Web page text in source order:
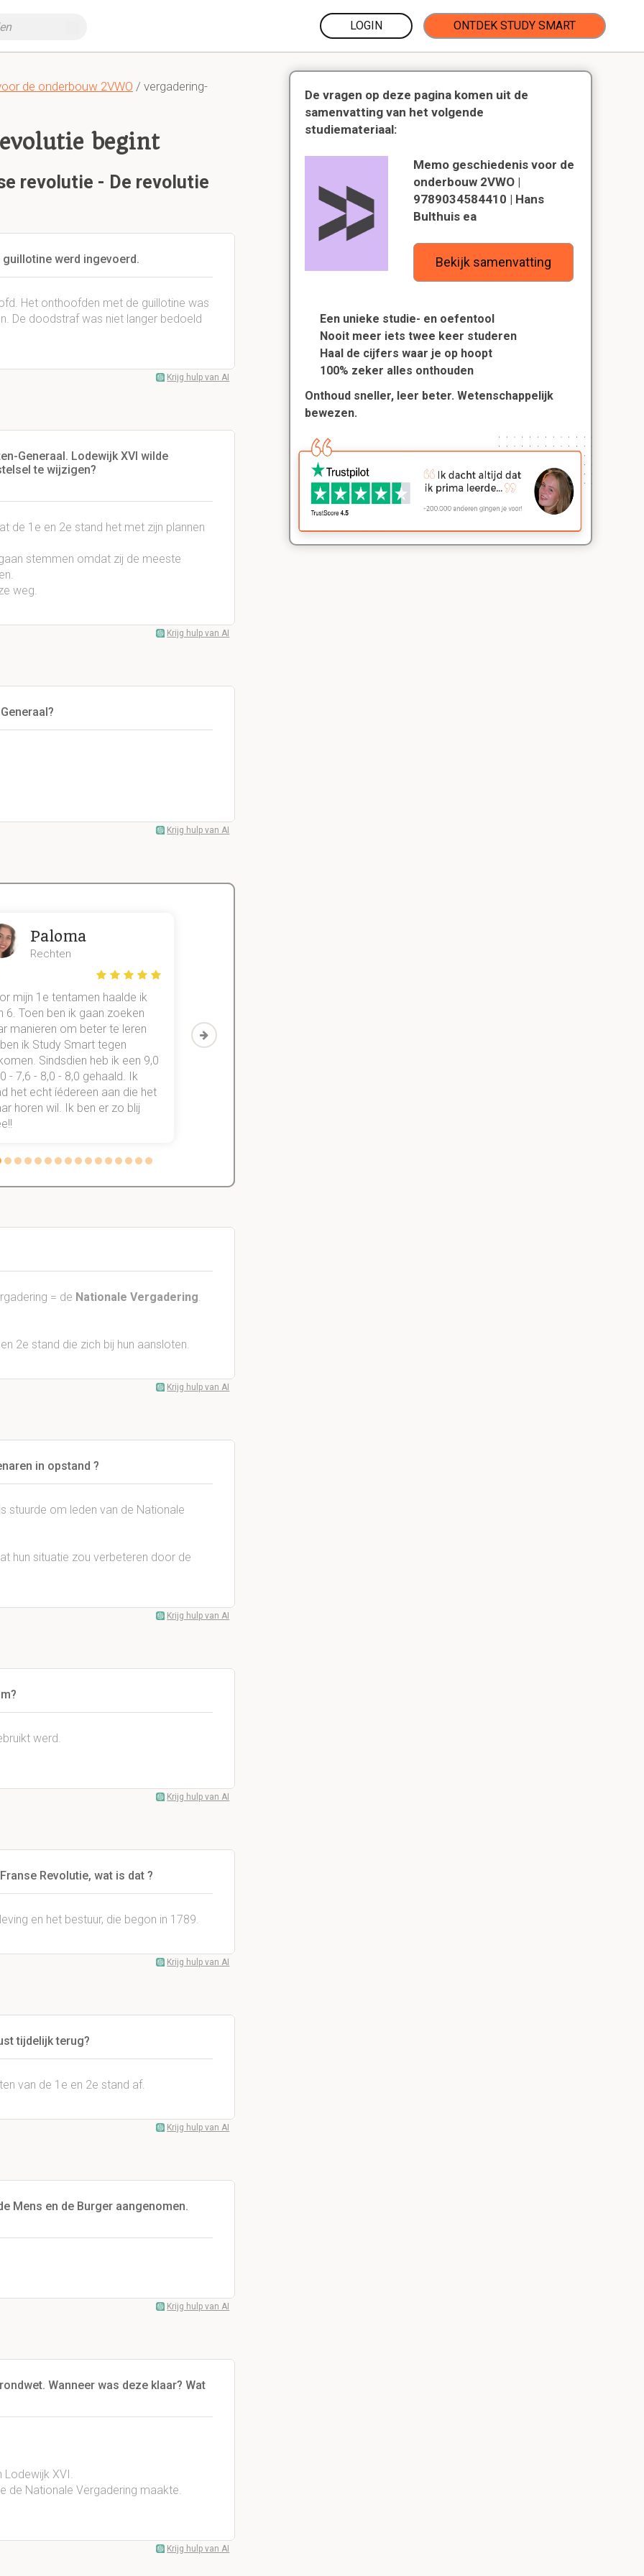
LOGIN ONTDEK STUDY SMART
de onderbouw 2VWO / vergadering-
begint
revolutie - De revolutie
werd ingevoerd.
Het onthoofden met de guillotine was
De doodstraf was niet langer bedoeld
Krijg hulp van AI
Generaal. Lodewijk XVI wilde
te wijzigen?
de 1e en 2e stand het met zijn plannen
stemmen omdat zij de meeste
weg.
Krijg hulp van AI
Krijg hulp van AI
Paloma
Rechten
mijn 1e tentamen haalde ik
6. Toen ben ik gaan zoeken
manieren om beter te leren
ik Study Smart tegen
Sindsdien heb ik een 9,0
- 7,6 - 8,0 - 8,0 gehaald. Ik
het echt íédereen aan die het
horen wil. Ik ben er zo blij
vakken. Sinds ik mijn
aantekeningen digitaal maak in
= de Nationale Vergadering.
2e stand die zich bij hun aansloten.
Krijg hulp van AI
in opstand ?
stuurde om leden van de Nationale
hun situatie zou verbeteren door de
Krijg hulp van AI
werd.
Krijg hulp van AI
Revolutie, wat is dat ?
en het bestuur, die begon in 1789.
Krijg hulp van AI
tijdelijk terug?
van de 1e en 2e stand af.
Krijg hulp van AI
Mens en de Burger aangenomen.
Krijg hulp van AI
Wanneer was deze klaar? Wat
Lodewijk XVI.
de Nationale Vergadering maakte.
Krijg hulp van AI
De vragen op deze pagina komen uit de
samenvatting van het volgende
studiemateriaal:
Memo geschiedenis voor de
onderbouw 2VWO |
9789034584410 | Hans
Bulthuis ea
Bekijk samenvatting
Een unieke studie- en oefentool
Nooit meer iets twee keer studeren
Haal de cijfers waar je op hoopt
100% zeker alles onthouden
Onthoud sneller, leer beter. Wetenschappelijk
bewezen.